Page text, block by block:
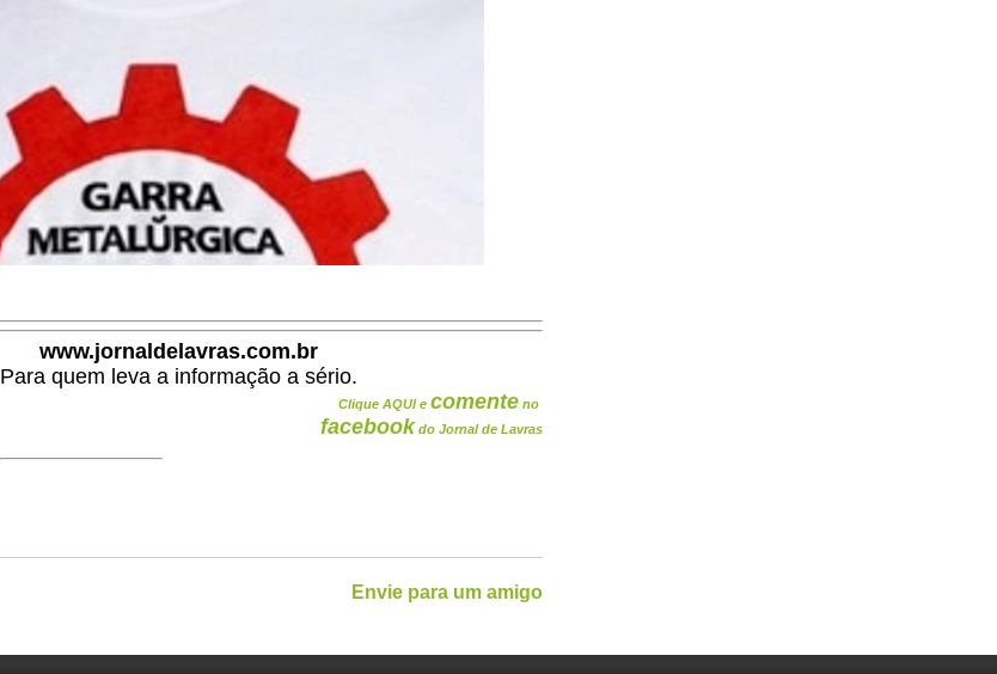
www.jornaldelavras.com.br
Para quem leva a informação a sério.
Clique AQUI e comente no
facebook do Jornal de Lavras
Envie para um amigo